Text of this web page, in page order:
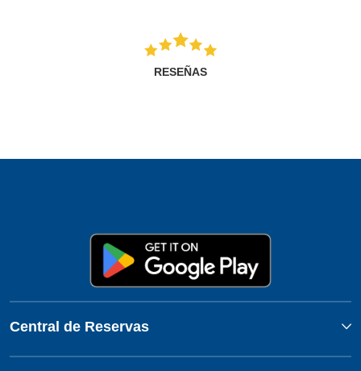
RESEÑAS
Central de Reservas